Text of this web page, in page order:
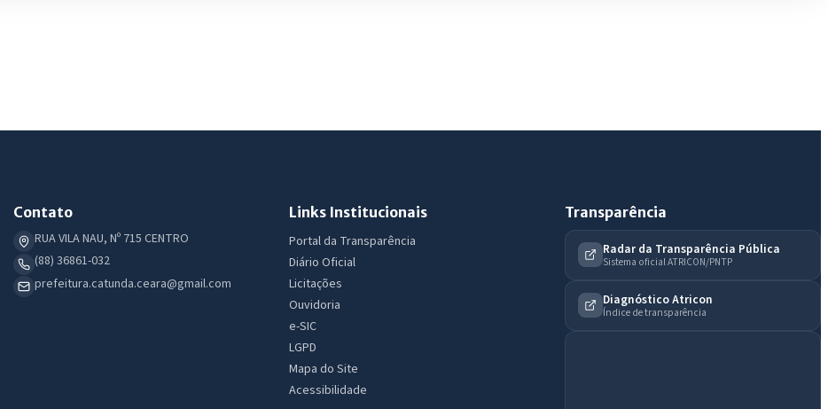
Contato
RUA VILA NAU, Nº 715 CENTRO
(88) 36861-032
prefeitura.catunda.ceara@gmail.com
Links Institucionais
Portal da Transparência
Diário Oficial
Licitações
Ouvidoria
e-SIC
LGPD
Mapa do Site
Acessibilidade
Transparência
Radar da Transparência Pública
Sistema oficial ATRICON/PNTP
Diagnóstico Atricon
Índice de transparência